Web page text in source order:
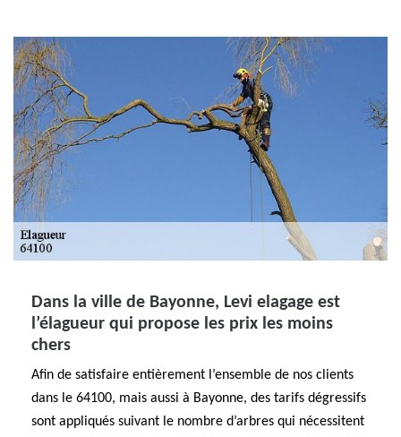
Dans la ville de Bayonne, Levi elagage est
l’élagueur qui propose les prix les moins
chers
Afin de satisfaire entièrement l’ensemble de nos clients
dans le 64100, mais aussi à Bayonne, des tarifs dégressifs
sont appliqués suivant le nombre d’arbres qui nécessitent